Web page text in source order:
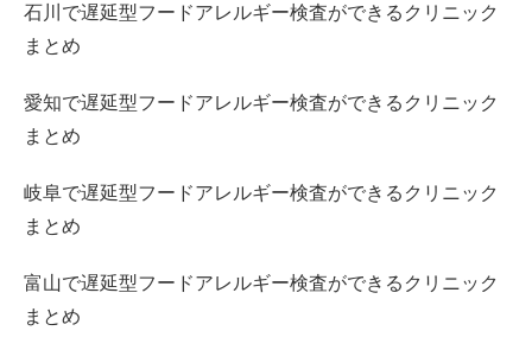
石川で遅延型フードアレルギー検査ができるクリニック
まとめ
愛知で遅延型フードアレルギー検査ができるクリニック
まとめ
岐阜で遅延型フードアレルギー検査ができるクリニック
まとめ
富山で遅延型フードアレルギー検査ができるクリニック
まとめ